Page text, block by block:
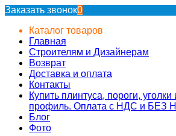
Заказать звонок0
Каталог товаров
Главная
Строителям и Дизайнерам
Возврат
Доставка и оплата
Контакты
Купить плинтуса, пороги,
профиль. Оплата с НДС и БЕЗ
Блог
Фото